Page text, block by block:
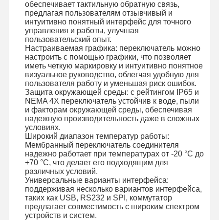
Переключатель мембраны кнопочной панели
Переключатель панели мембраны
Графические перекрытия
Схемы PET
Светопроводящая пленка
Сборка металлического купола
PMMA линзы
обеспечивает тактильную обратную связь,
предлагая пользователям отзывчивый и
интуитивно понятный интерфейс для точного
управления и работы, улучшая
пользовательский опыт.
Настраиваемая графика: переключатель можно
настроить с помощью графики, что позволяет
иметь четкую маркировку и интуитивно понятное
визуальное руководство, облегчая удобную для
пользователя работу и уменьшая риск ошибок.
Защита окружающей среды: с рейтингом IP65 и
NEMA 4X переключатель устойчив к воде, пыли
и факторам окружающей среды, обеспечивая
надежную производительность даже в сложных
условиях.
Широкий диапазон температур работы:
Мембранный переключатель соединителя
надежно работает при температурах от -20 °C до
+70 °C, что делает его подходящим для
различных условий.
Универсальные варианты интерфейса:
поддерживая несколько вариантов интерфейса,
таких как USB, RS232 и SPI, коммутатор
предлагает совместимость с широким спектром
устройств и систем.